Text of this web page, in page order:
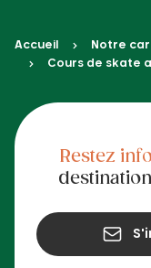
Accueil Notre
Cours de skate
Restez